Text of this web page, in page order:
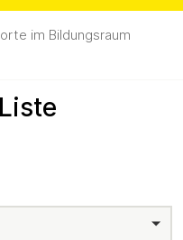
im Bildungsraum